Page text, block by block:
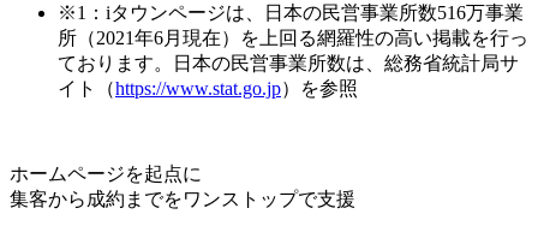
※1：iタウンページは、日本の民営事業所数516万事業
所（2021年6月現在）を上回る網羅性の高い掲載を行っ
ております。日本の民営事業所数は、総務省統計局サ
イト（https://www.stat.go.jp）を参照
ホームページを起点に
集客から成約までをワンストップで支援